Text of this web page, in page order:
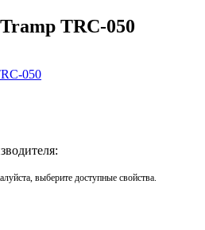
TRC-050
выберите доступные свойства.